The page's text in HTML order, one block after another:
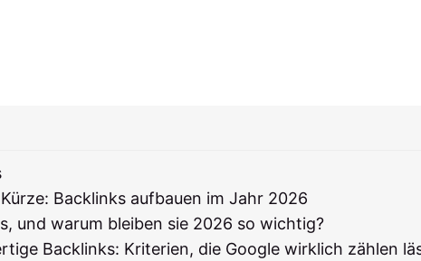
Backlinks aufbauen im Jahr 2026
und warum bleiben sie 2026 so wichtig?
Backlinks: Kriterien, die Google wirklich zählen